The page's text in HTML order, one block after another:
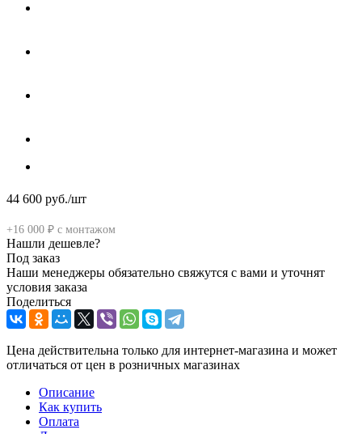
44 600 руб./шт
+16 000 ₽ с монтажом
Нашли дешевле?
Под заказ
Наши менеджеры обязательно свяжутся с вами и уточнят
условия заказа
Поделиться
Цена действительна только для интернет-магазина и может
отличаться от цен в розничных магазинах
Описание
Как купить
Оплата